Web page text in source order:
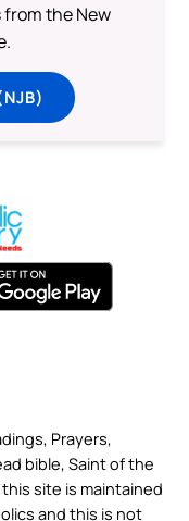
from the New
Prayers,
bible, Saint of the
site is maintained
and this is not